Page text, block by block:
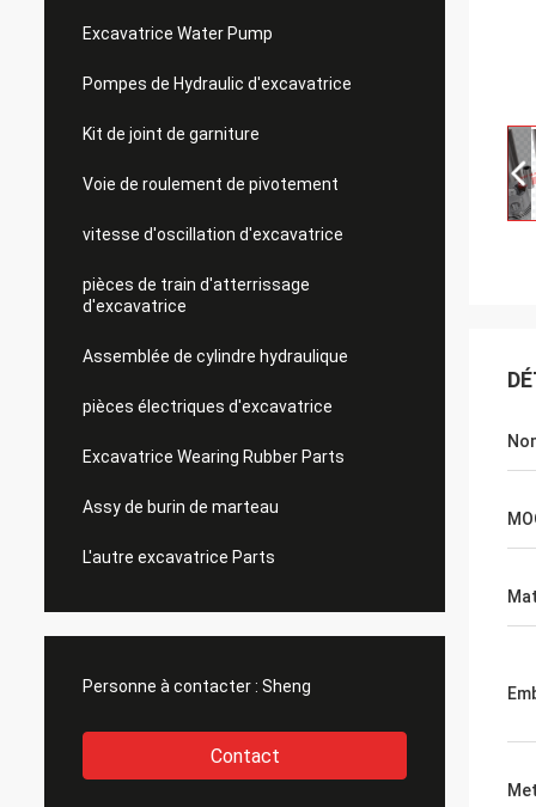
Excavatrice Water Pump
Pompes de Hydraulic d'excavatrice
Kit de joint de garniture
Voie de roulement de pivotement
vitesse d'oscillation d'excavatrice
pièces de train d'atterrissage
d'excavatrice
Assemblée de cylindre hydraulique
pièces électriques d'excavatrice
Excavatrice Wearing Rubber Parts
Assy de burin de marteau
L'autre excavatrice Parts
Personne à contacter : Sheng
Contact